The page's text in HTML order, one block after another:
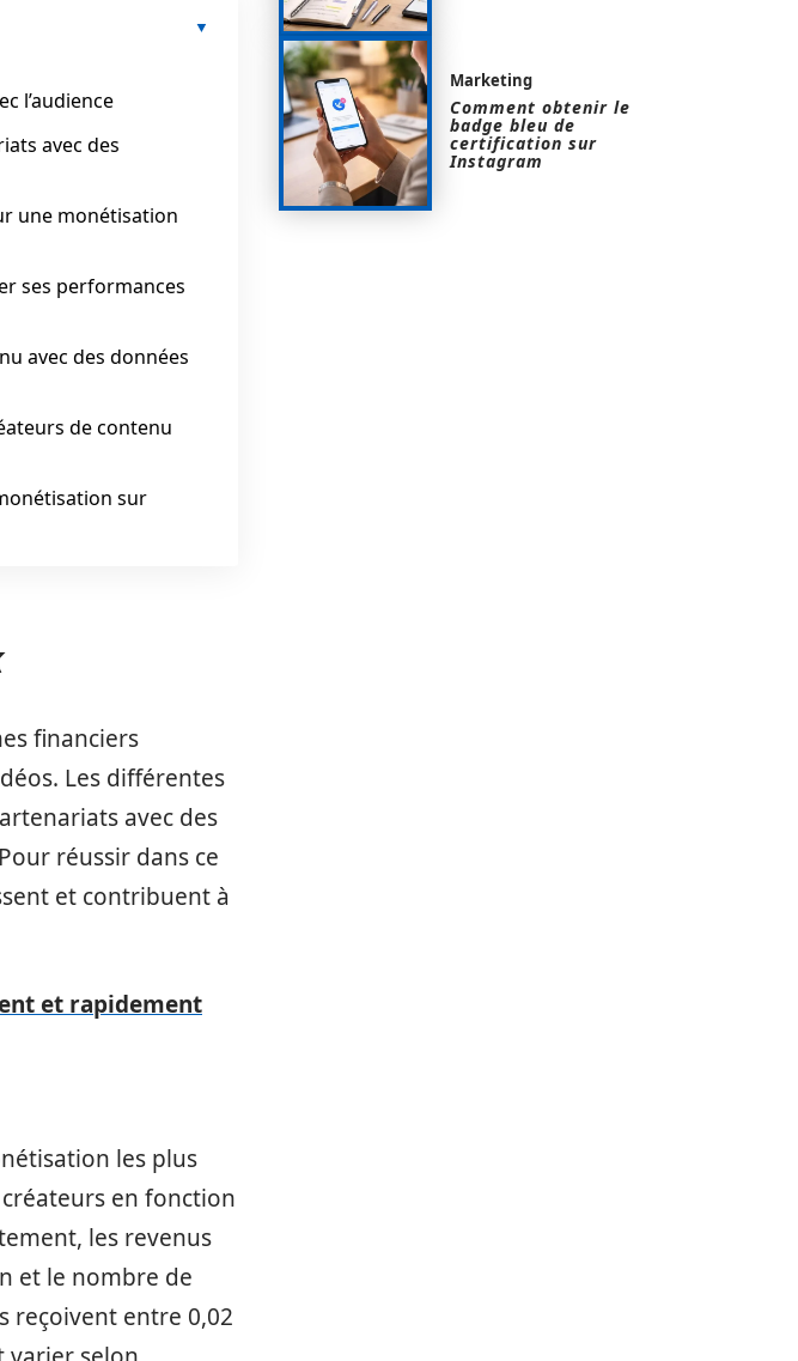
l’audience
avec des
une monétisation
ses performances
avec des données
de contenu
sur
financiers
Les différentes
avec des
réussir dans ce
et contribuent à
et rapidement
les plus
en fonction
les revenus
et le nombre de
reçoivent entre 0,02
Marketing
Comment obtenir le
badge bleu de
certification sur
Instagram